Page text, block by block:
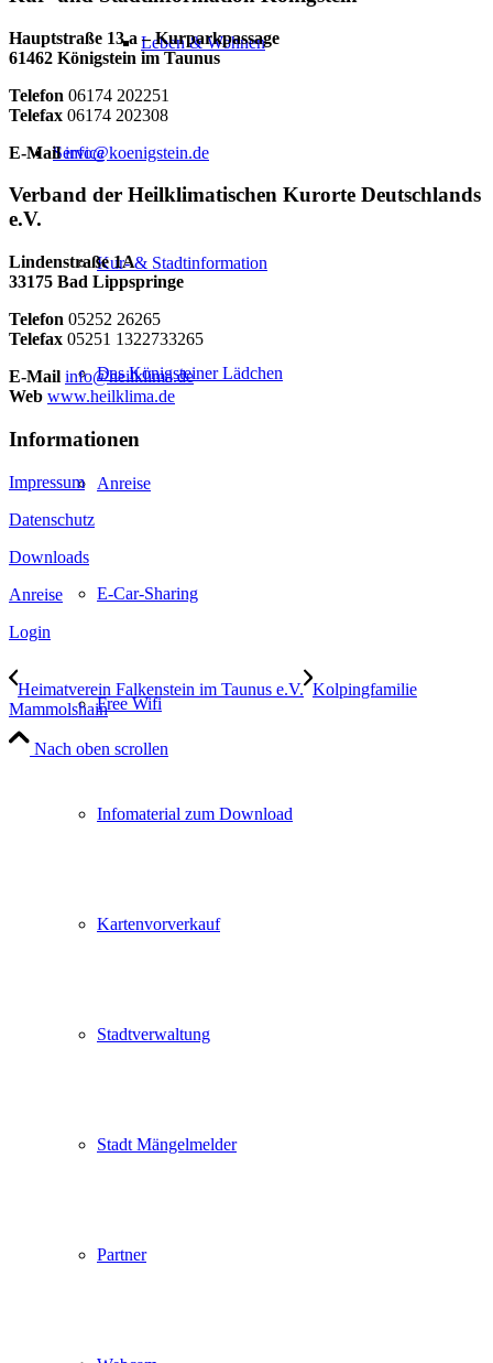
Leben & Wohnen
Service
Kur- & Stadtinformation
Das Königsteiner Lädchen
Anreise
E-Car-Sharing
Free Wifi
Infomaterial zum Download
Kartenvorverkauf
Stadtverwaltung
Stadt Mängelmelder
Partner
Hauptstraße 13 a – Kurparkpassage
61462 Königstein im Taunus
Telefon 06174 202251
Telefax 06174 202308
E-Mail info@koenigstein.de
Verband der Heilklimatischen Kurorte Deutschlands
e.V.
Lindenstraße 1A
33175 Bad Lippspringe
Telefon 05252 26265
Telefax 05251 1322733265
E-Mail info@heilklima.de
Web www.heilklima.de
Informationen
Impressum
Datenschutz
Downloads
Anreise
Login
Heimatverein Falkenstein im Taunus e.V. Kolpingfamilie
Mammolshain
Nach oben scrollen